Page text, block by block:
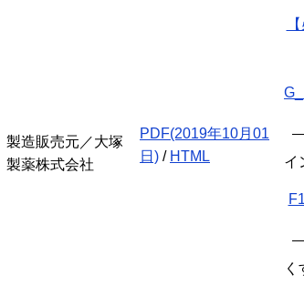
製造販売元／大塚
製薬株式会社
PDF(2019年10月01
日) / HTML イ
く